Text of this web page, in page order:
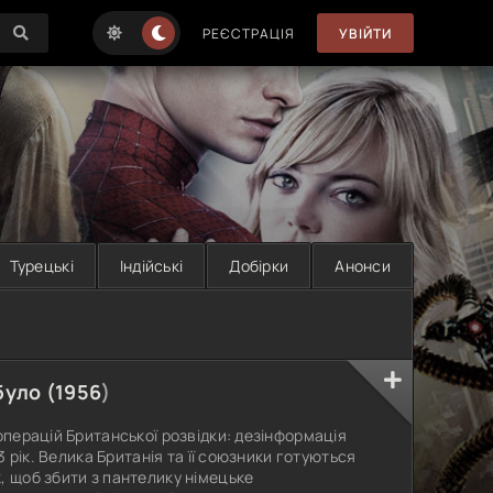
РЕЄСТРАЦІЯ УВІЙТИ
Турецькі Індійські Добірки Анонси
(1956)
Британської розвідки: дезінформація
рік. Велика Британія та її союзники готуються
збити з пантелику німецьке